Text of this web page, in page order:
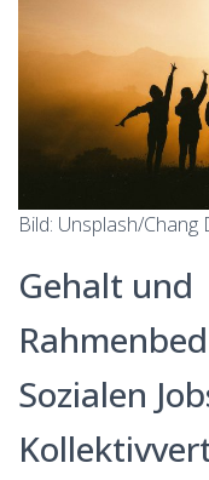
Bild: Unsplash/Chang
Gehalt und
Sozialen